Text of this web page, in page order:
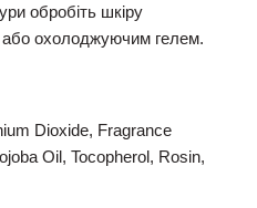
обробіть шкіру
або охолоджуючим гелем.
Dioxide, Fragrance
Oil, Tocopherol, Rosin,